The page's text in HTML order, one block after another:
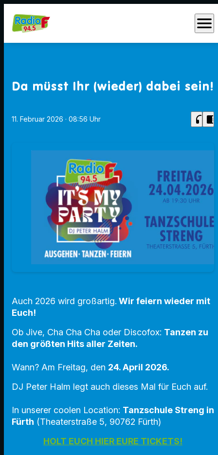
menu
Da müsst Ihr (wieder) dabei sein!
11. Februar 2026 · 08:56 Uhr headphones chrome_reader_mode
Auch 2026 wird großartig. Wir feiern wieder mit
Euch!
Ob Jive, Cha Cha Cha oder Discofox: Tanzen zu
den größten Hits aller Zeiten.
Wann? Am Freitag, den 24. April 2026.
DJ Peter Halm legt auch dieses Mal für Euch auf.
In unserer coolen Location: Tanzschule Streng in
Fürth (Theaterstraße 5, 90762 Fürth)
HOLT EUCH HIER EURE TICKETS!